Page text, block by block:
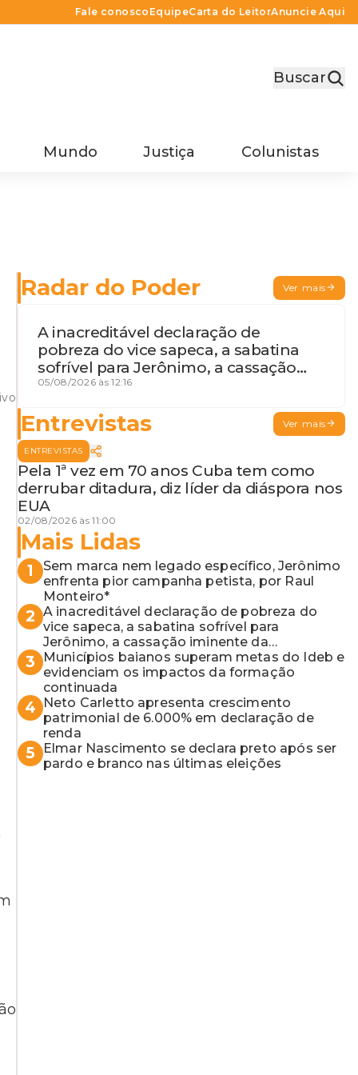
Fale conosco EquipeCarta do LeitorAnuncie Aqui
Buscar
Mundo Justiça Colunistas
Radar do Poder Ver mais
A inacreditável declaração de
pobreza do vice sapeca, a sabatina
sofrível para Jerônimo, a cassação
iminente da desembargadora e a
05/08/2026 às 12:16
Entrevistas Ver mais
ENTREVISTAS
Pela 1ª vez em 70 anos Cuba tem como
derrubar ditadura, diz líder da diáspora nos
EUA
02/08/2026 às 11:00
Mais Lidas
1
Sem marca nem legado específico, Jerônimo
enfrenta pior campanha petista, por Raul
Monteiro*
2 A inacreditável declaração de pobreza do
vice sapeca, a sabatina sofrível para
Jerônimo, a cassação iminente da
desembargadora e a vaga do Quinto para o
MP baiano
3
Municípios baianos superam metas do Ideb e
evidenciam os impactos da formação
continuada
4
Neto Carletto apresenta crescimento
patrimonial de 6.000% em declaração de
renda
5
Elmar Nascimento se declara preto após ser
pardo e branco nas últimas eleições